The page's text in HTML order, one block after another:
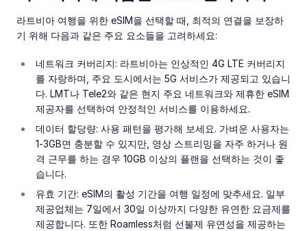
라트비아 여행을 위한 eSIM을 선택할 때, 최적의 연결을 보장하
기 위해 다음과 같은 주요 요소들을 고려하세요:
네트워크 커버리지: 라트비아는 인상적인 4G LTE 커버리지
를 자랑하며, 주요 도시에서는 5G 서비스가 제공되고 있습니
다. LMT나 Tele2와 같은 현지 주요 네트워크와 제휴한 eSIM
제공자를 선택하여 안정적인 서비스를 이용하세요.
데이터 할당량: 사용 패턴을 평가해 보세요. 가벼운 사용자는
1-3GB면 충분할 수 있지만, 영상 스트리밍을 자주 하거나 원
격 근무를 하는 경우 10GB 이상의 플랜을 선택하는 것이 좋
습니다.
유효 기간: eSIM의 활성 기간을 여행 일정에 맞추세요. 일부
제공업체는 7일에서 30일 이상까지 다양한 유연한 요금제를
제공합니다. 또한 Roamless처럼 선불제 유연성을 제공하는